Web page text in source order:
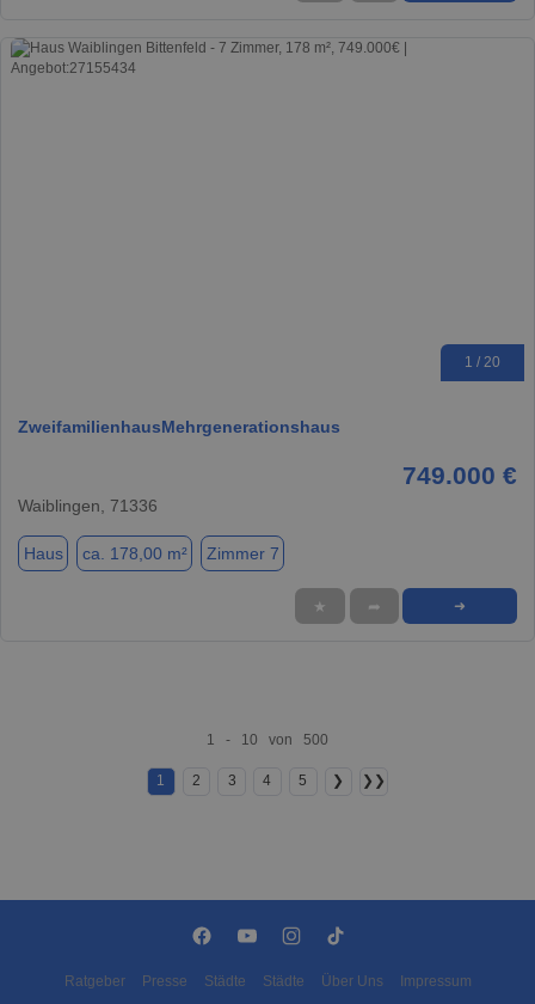
1 / 20
ZweifamilienhausMehrgenerationshaus
749.000 €
Waiblingen, 71336
Haus ca. 178,00 m² Zimmer 7
★ ➦ ➜
1 - 10 von 500
1 2 3 4 5 ❯ ❯❯
Ratgeber Presse Städte Städte Über Uns Impressum